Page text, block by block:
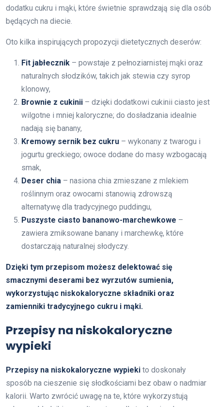
dodatku cukru i mąki, które świetnie sprawdzają się dla osób
będących na diecie.
Oto kilka inspirujących propozycji dietetycznych deserów:
Fit jabłecznik – powstaje z pełnoziarnistej mąki oraz
naturalnych słodzików, takich jak stewia czy syrop
klonowy,
Brownie z cukinii – dzięki dodatkowi cukinii ciasto jest
wilgotne i mniej kaloryczne; do dosładzania idealnie
nadają się banany,
Kremowy sernik bez cukru – wykonany z twarogu i
jogurtu greckiego; owoce dodane do masy wzbogacają
smak,
Deser chia – nasiona chia zmieszane z mlekiem
roślinnym oraz owocami stanowią zdrowszą
alternatywę dla tradycyjnego puddingu,
Puszyste ciasto bananowo-marchewkowe –
zawiera zmiksowane banany i marchewkę, które
dostarczają naturalnej słodyczy.
Dzięki tym przepisom możesz delektować się
smacznymi deserami bez wyrzutów sumienia,
wykorzystując niskokaloryczne składniki oraz
zamienniki tradycyjnego cukru i mąki.
Przepisy na niskokaloryczne
wypieki
Przepisy na niskokaloryczne wypieki to doskonały
sposób na cieszenie się słodkościami bez obaw o nadmiar
kalorii. Warto zwrócić uwagę na te, które wykorzystują